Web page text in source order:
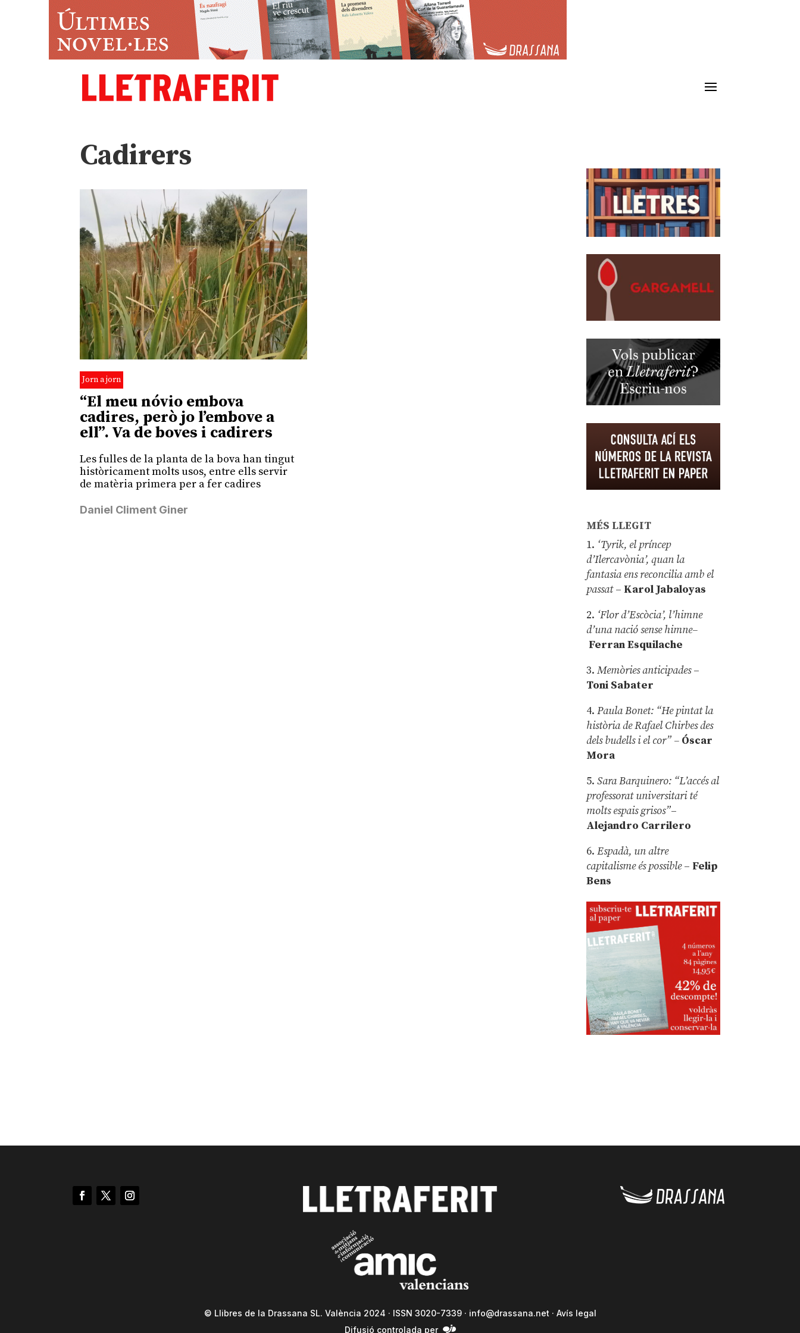
Cadirers
Jorn a jorn
“El meu nóvio embova
cadires, però jo l’embove a
ell”. Va de boves i cadirers
Les fulles de la planta de la bova han tingut
històricament molts usos, entre ells servir
de matèria primera per a fer cadires
Daniel Climent Giner
MÉS LLEGIT
1. ‘Tyrik, el príncep
d’Ilercavònia’, quan la
fantasia ens reconcilia amb el
passat– Karol Jabaloyas
2. ‘Flor d’Escòcia’, l’himne
d’una nació sense himne–
Ferran Esquilache
3.Memòries anticipades–
Toni Sabater
4.Paula Bonet: “He pintat la
història de Rafael Chirbes des
dels budells i el cor” – Óscar
Mora
5.Sara Barquinero: “L’accés al
professorat universitari té
molts espais grisos”–
Alejandro Carrilero
6.Espadà, un altre
capitalisme és possible – Felip
Bens
© Llibres de la Drassana SL. València 2024 · ISSN 3020-7339 · info@drassana.net · Avís legal
Difusió controlada per